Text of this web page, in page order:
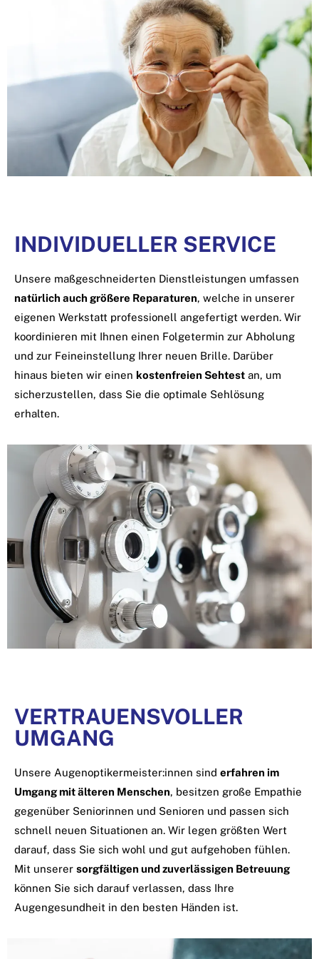
INDIVIDUELLER SERVICE
Unsere maßgeschneiderten Dienstleistungen umfassen
natürlich auch größere Reparaturen, welche in unserer
eigenen Werkstatt professionell angefertigt werden. Wir
koordinieren mit Ihnen einen Folgetermin zur Abholung
und zur Feineinstellung Ihrer neuen Brille. Darüber
hinaus bieten wir einen kostenfreien Sehtest an, um
sicherzustellen, dass Sie die optimale Sehlösung
erhalten.
VERTRAUENSVOLLER
UMGANG
Unsere Augenoptikermeister:innen sind erfahren im
Umgang mit älteren Menschen, besitzen große Empathie
gegenüber Seniorinnen und Senioren und passen sich
schnell neuen Situationen an. Wir legen größten Wert
darauf, dass Sie sich wohl und gut aufgehoben fühlen.
Mit unserer sorgfältigen und zuverlässigen Betreuung
können Sie sich darauf verlassen, dass Ihre
Augengesundheit in den besten Händen ist.